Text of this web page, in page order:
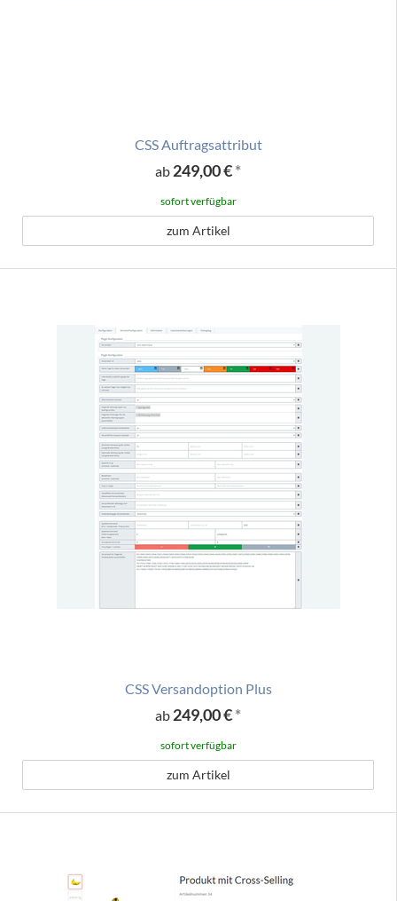
CSS Auftragsattribut
ab 249,00 €*
sofort verfügbar
zum Artikel
CSS Versandoption Plus
ab 249,00 €*
sofort verfügbar
zum Artikel